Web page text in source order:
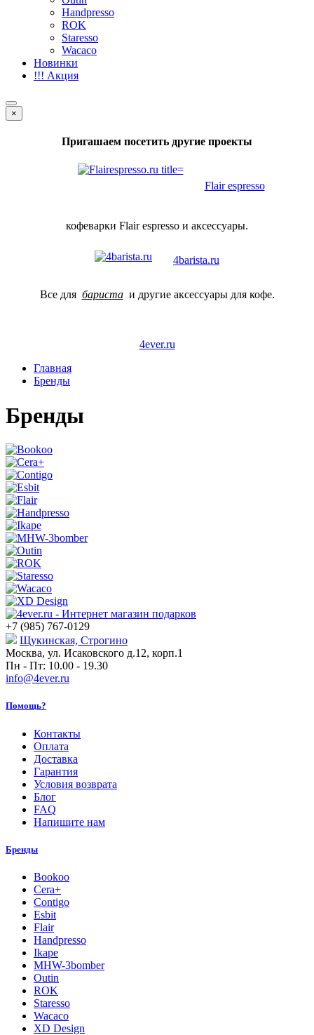
Handpresso
ROK
Staresso
Wacaco
Новинки
!!! Акция
×
Пригашаем посетить другие проекты
Flair espresso
кофеварки Flair espresso и аксессуары.
4barista.ru
Все для баристаи другие аксессуары для кофе.
4ever.ru
Главная
Бренды
Бренды
+7 (985) 767-0129
Щукинская, Строгино
Москва, ул. Исаковского д.12, корп.1
Пн - Пт: 10.00 - 19.30
info@4ever.ru
Помощь?
Контакты
Оплата
Доставка
Гарантия
Условия возврата
Блог
FAQ
Напишите нам
Бренды
Bookoo
Cera+
Contigo
Esbit
Flair
Handpresso
Ikape
MHW-3bomber
Outin
ROK
Staresso
Wacaco
XD Design